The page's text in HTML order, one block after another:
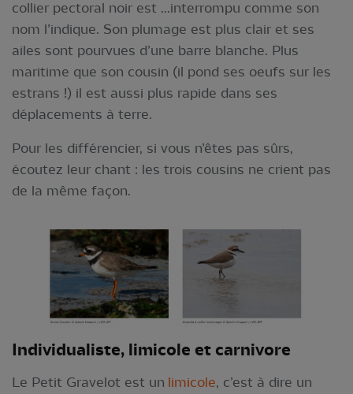
collier pectoral noir est ...interrompu comme son
nom l’indique. Son plumage est plus clair et ses
ailes sont pourvues d’une barre blanche. Plus
maritime que son cousin (il pond ses oeufs sur les
estrans !) il est aussi plus rapide dans ses
déplacements à terre.
Pour les différencier, si vous n’êtes pas sûrs,
écoutez leur chant : les trois cousins ne crient pas
de la même façon.
Individualiste, limicole et carnivore
Le Petit Gravelot est un limicole, c’est à dire un